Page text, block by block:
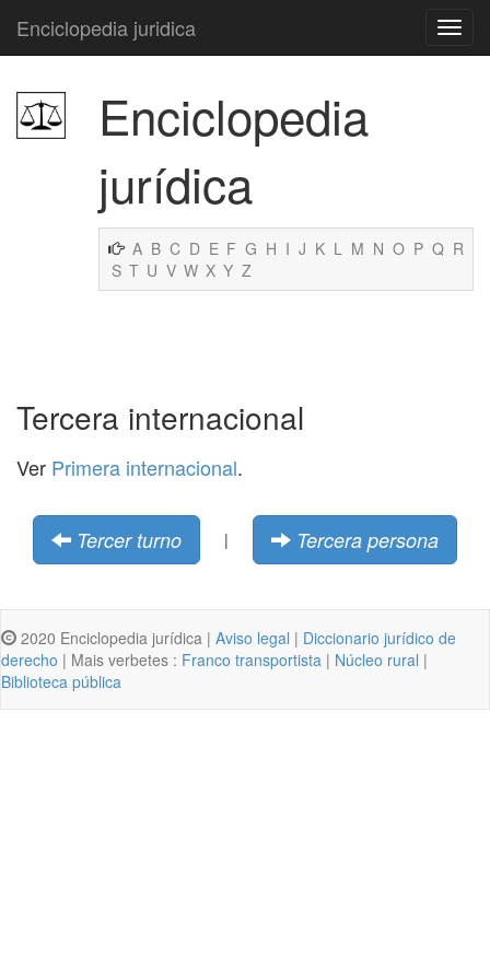
Enciclopedia juridica
Enciclopedia
jurídica
A B C D E F G H I J K L M N O P Q R
S T U V W X Y Z
Tercera internacional
Ver Primera internacional.
Tercer turno | Tercera persona
2020 Enciclopedia jurídica | Aviso legal | Diccionario jurídico de
derecho | Mais verbetes : Franco transportista | Núcleo rural |
Biblioteca pública